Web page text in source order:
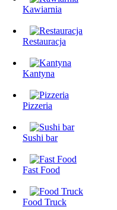
Kawiarnia
Restauracja
Kantyna
Pizzeria
Sushi bar
Fast Food
Food Truck